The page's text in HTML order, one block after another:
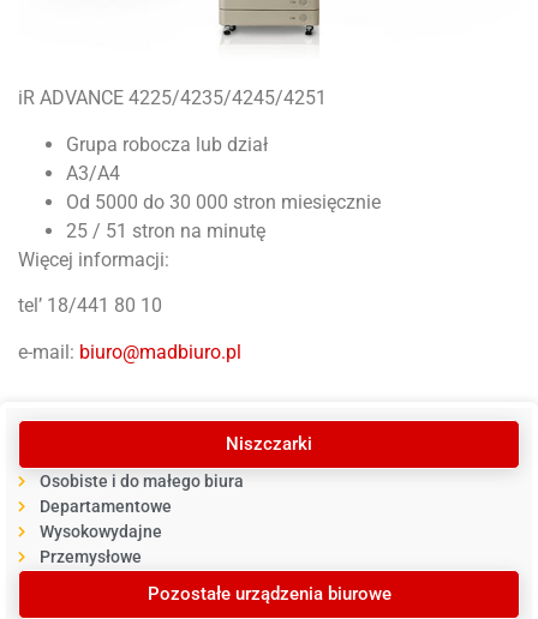
Niszczarki
Osobiste i do małego biura
Departamentowe
Wysokowydajne
Przemysłowe
Pozostałe urządzenia biurowe
iR ADVANCE 4225/4235/4245/4251
Grupa robocza lub dział
A3/A4
Od 5000 do 30 000 stron miesięcznie
25 / 51 stron na minutę
Więcej informacji:
tel’ 18/441 80 10
e-mail: biuro@madbiuro.pl